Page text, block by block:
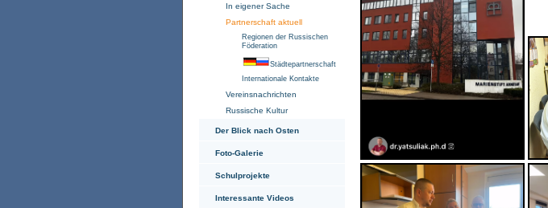
In eigener Sache
Partnerschaft aktuell
Regionen der Russischen
Föderation
Städtepartnerschaft
Internationale Kontakte
Vereinsnachrichten
Russische Kultur
Der Blick nach Osten
Foto-Galerie
Schulprojekte
Interessante Videos